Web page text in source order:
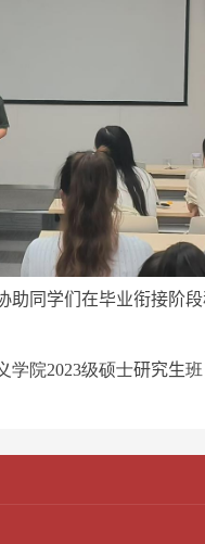
助同学们在毕业衔接阶
学院2023级硕士研究生班